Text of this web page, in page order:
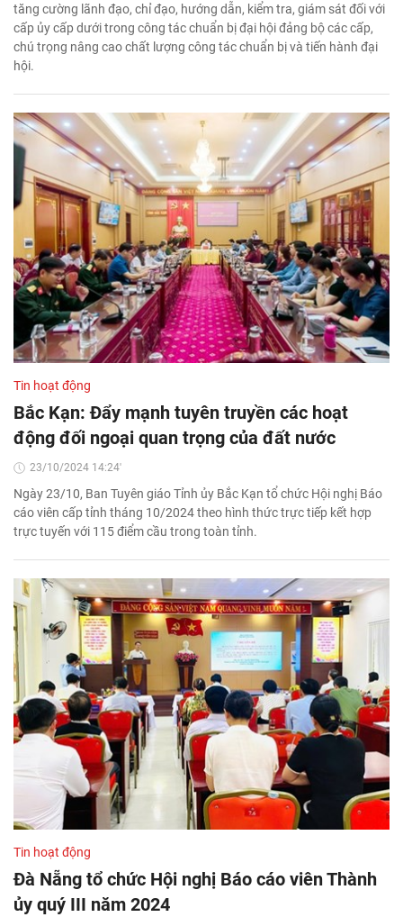
tăng cường lãnh đạo, chỉ đạo, hướng dẫn, kiểm tra, giám sát đối với
cấp ủy cấp dưới trong công tác chuẩn bị đại hội đảng bộ các cấp,
chú trọng nâng cao chất lượng công tác chuẩn bị và tiến hành đại
hội.
Tin hoạt động
Bắc Kạn: Đẩy mạnh tuyên truyền các hoạt
động đối ngoại quan trọng của đất nước
23/10/2024 14:24'
Ngày 23/10, Ban Tuyên giáo Tỉnh ủy Bắc Kạn tổ chức Hội nghị Báo
cáo viên cấp tỉnh tháng 10/2024 theo hình thức trực tiếp kết hợp
trực tuyến với 115 điểm cầu trong toàn tỉnh.
Tin hoạt động
Đà Nẵng tổ chức Hội nghị Báo cáo viên Thành
ủy quý III năm 2024